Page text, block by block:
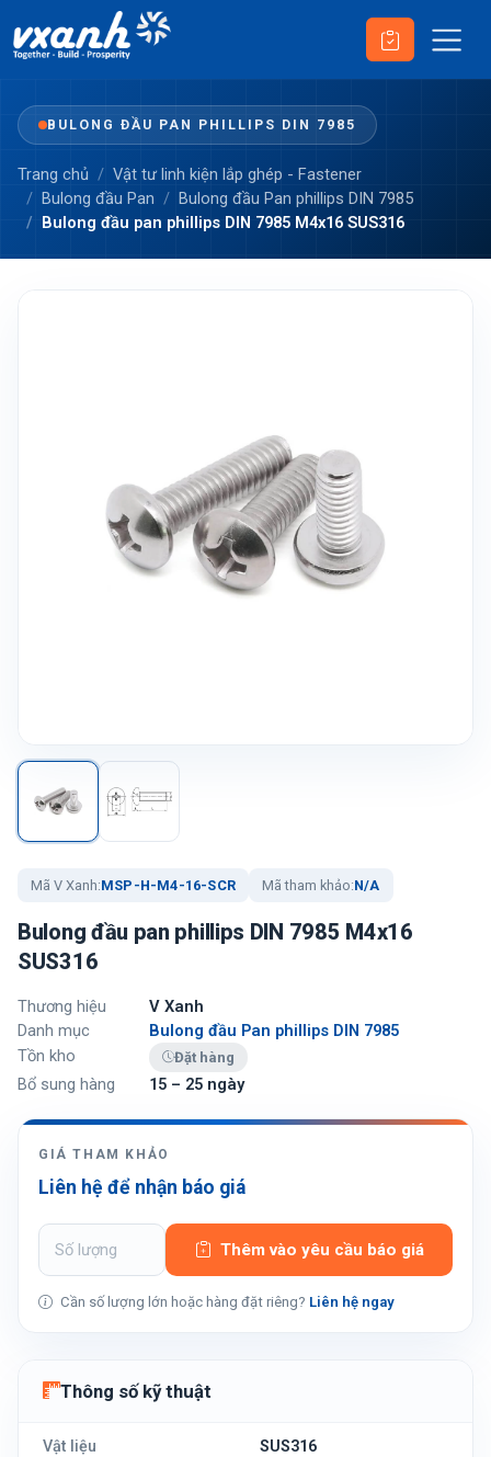
BULONG ĐẦU PAN PHILLIPS DIN 7985
Trang chủ
Vật tư linh kiện lắp ghép - Fastener
Bulong đầu Pan
Bulong đầu Pan phillips DIN 7985
Bulong đầu pan phillips DIN 7985 M4x16 SUS316
Mã V Xanh:MSP-H-M4-16-SCR Mã tham khảo:N/A
Bulong đầu pan phillips DIN 7985 M4x16
SUS316
Thương hiệu
V Xanh
Danh mục
Bulong đầu Pan phillips DIN 7985
Tồn kho
Đặt hàng
Bổ sung hàng 15 – 25 ngày
GIÁ THAM KHẢO
Liên hệ để nhận báo giá
Thêm vào yêu cầu báo giá
Cần số lượng lớn hoặc hàng đặt riêng? Liên hệ ngay
Thông số kỹ thuật
Vật liệu SUS316